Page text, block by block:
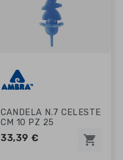
CANDELA N.7 CELESTE
CM 10 PZ 25
33,39 € shopping_cart